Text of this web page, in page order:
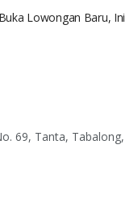
Lowongan Baru, Ini
69, Tanta, Tabalong,